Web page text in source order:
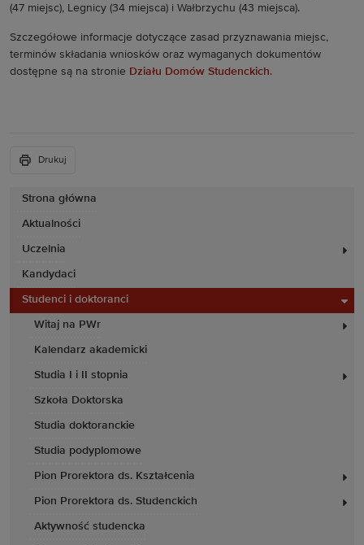
Strona główna
Aktualności
Uczelnia
Kandydaci
Studenci i doktoranci
Witaj na PWr
Kalendarz akademicki
Studia I i II stopnia
Szkoła Doktorska
Studia doktoranckie
Studia podyplomowe
Pion Prorektora ds. Kształcenia
Pion Prorektora ds. Studenckich
Aktywność studencka
(47 miejsc), Legnicy (34 miejsca) i Wałbrzychu (43 miejsca).
Szczegółowe informacje dotyczące zasad przyznawania miejsc,
terminów składania wniosków oraz wymaganych dokumentów
dostępne są na stronie Działu Domów Studenckich.
Drukuj